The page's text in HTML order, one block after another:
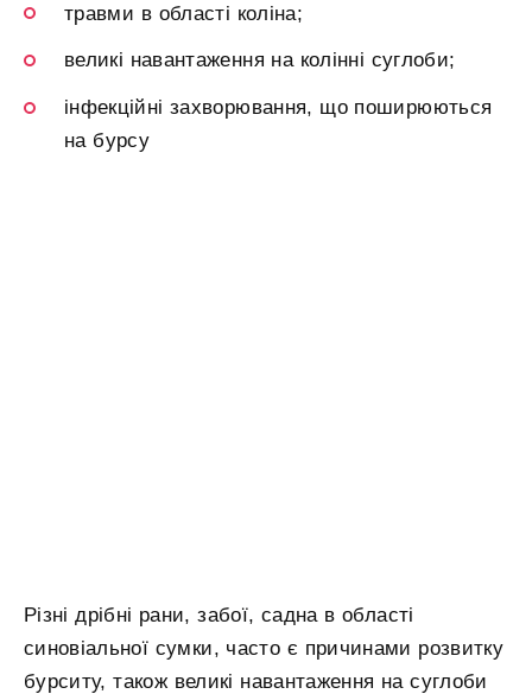
травми в області коліна;
великі навантаження на колінні суглоби;
інфекційні захворювання, що поширюються
на бурсу
Різні дрібні рани, забої, садна в області
синовіальної сумки, часто є причинами розвитку
бурситу, також великі навантаження на суглоби